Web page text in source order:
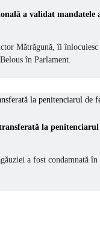
a validat mandatele
Mătrăgună, îi
în Parlament.
la penitenciarul
a fost condamnată